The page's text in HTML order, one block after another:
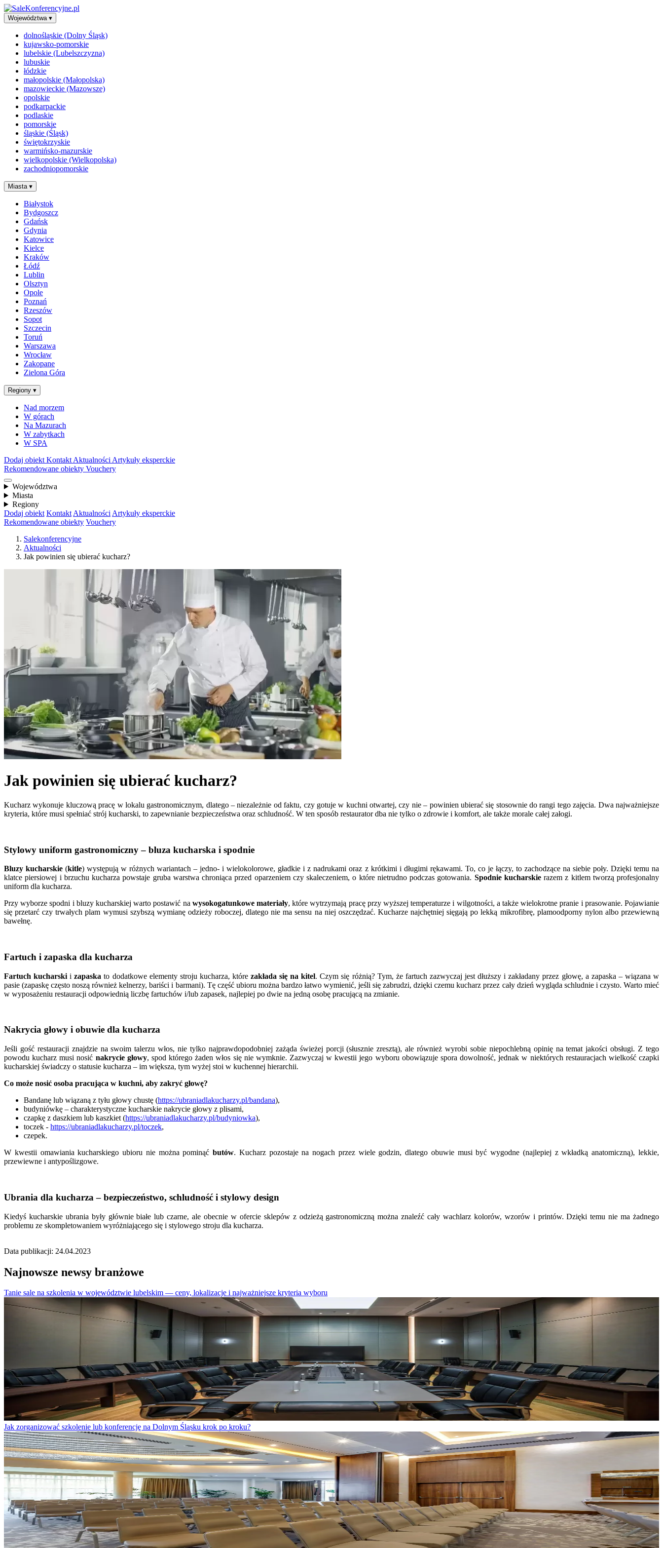
Województwa ▾
dolnośląskie (Dolny Śląsk)
kujawsko-pomorskie
lubelskie (Lubelszczyzna)
lubuskie
łódzkie
małopolskie (Małopolska)
mazowieckie (Mazowsze)
opolskie
podkarpackie
podlaskie
pomorskie
śląskie (Śląsk)
świętokrzyskie
warmińsko-mazurskie
wielkopolskie (Wielkopolska)
zachodniopomorskie
Miasta ▾
Białystok
Bydgoszcz
Gdańsk
Gdynia
Katowice
Kielce
Kraków
Łódź
Lublin
Olsztyn
Opole
Poznań
Rzeszów
Sopot
Szczecin
Toruń
Warszawa
Wrocław
Zakopane
Zielona Góra
Regiony ▾
Nad morzem
W górach
Na Mazurach
W zabytkach
W SPA
Dodaj obiekt Kontakt Aktualności Artykuły eksperckie
Rekomendowane obiekty Vouchery
Województwa
Miasta
Regiony
Dodaj obiekt Kontakt Aktualności Artykuły eksperckie
Rekomendowane obiekty Vouchery
Salekonferencyjne
Aktualności
Jak powinien się ubierać kucharz?
Jak powinien się ubierać kucharz?
Kucharz wykonuje kluczową pracę w lokalu gastronomicznym, dlatego – niezależnie od faktu, czy gotuje w kuchni otwartej, czy nie – powinien ubierać się stosownie do rangi tego zajęcia. Dwa najważniejsze
kryteria, które musi spełniać strój kucharski, to zapewnianie bezpieczeństwa oraz schludność. W ten sposób restaurator dba nie tylko o zdrowie i komfort, ale także morale całej załogi.
Stylowy uniform gastronomiczny – bluza kucharska i spodnie
Bluzy kucharskie (kitle) występują w różnych wariantach – jedno- i wielokolorowe, gładkie i z nadrukami oraz z krótkimi i długimi rękawami. To, co je łączy, to zachodzące na siebie poły. Dzięki temu na
klatce piersiowej i brzuchu kucharza powstaje gruba warstwa chroniąca przed oparzeniem czy skaleczeniem, o które nietrudno podczas gotowania. Spodnie kucharskierazem z kitlem tworzą profesjonalny
uniform dla kucharza.
Przy wyborze spodni i bluzy kucharskiej warto postawić na wysokogatunkowe materiały, które wytrzymają pracę przy wyższej temperaturze i wilgotności, a także wielokrotne pranie i prasowanie. Pojawianie
się przetarć czy trwałych plam wymusi szybszą wymianę odzieży roboczej, dlatego nie ma sensu na niej oszczędzać. Kucharze najchętniej sięgają po lekką mikrofibrę, plamoodporny nylon albo przewiewną
bawełnę.
Fartuch i zapaska dla kucharza
Fartuch kucharski izapaska to dodatkowe elementy stroju kucharza, które zakłada się na kitel. Czym się różnią? Tym, że fartuch zazwyczaj jest dłuższy i zakładany przez głowę, a zapaska – wiązana w
pasie (zapaskę często noszą również kelnerzy, bariści i barmani). Tę część ubioru można bardzo łatwo wymienić, jeśli się zabrudzi, dzięki czemu kucharz przez cały dzień wygląda schludnie i czysto. Warto mieć
w wyposażeniu restauracji odpowiednią liczbę fartuchów i/lub zapasek, najlepiej po dwie na jedną osobę pracującą na zmianie.
Nakrycia głowy i obuwie dla kucharza
Jeśli gość restauracji znajdzie na swoim talerzu włos, nie tylko najprawdopodobniej zażąda świeżej porcji (słusznie zresztą), ale również wyrobi sobie niepochlebną opinię na temat jakości obsługi. Z tego
powodu kucharz musi nosić nakrycie głowy, spod którego żaden włos się nie wymknie. Zazwyczaj w kwestii jego wyboru obowiązuje spora dowolność, jednak w niektórych restauracjach wielkość czapki
kucharskiej świadczy o statusie kucharza – im większa, tym wyżej stoi w kuchennej hierarchii.
Co może nosić osoba pracująca w kuchni, aby zakryć głowę?
Bandanę lub wiązaną z tyłu głowy chustę (https://ubraniadlakucharzy.pl/bandana),
budyniówkę – charakterystyczne kucharskie nakrycie głowy z plisami,
czapkę z daszkiem lub kaszkiet (https://ubraniadlakucharzy.pl/budyniowka),
toczek - https://ubraniadlakucharzy.pl/toczek,
czepek.
W kwestii omawiania kucharskiego ubioru nie można pominąćbutów. Kucharz pozostaje na nogach przez wiele godzin, dlatego obuwie musi być wygodne (najlepiej z wkładką anatomiczną), lekkie,
przewiewne i antypoślizgowe.
Ubrania dla kucharza – bezpieczeństwo, schludność i stylowy design
Kiedyś kucharskie ubrania były głównie białe lub czarne, ale obecnie w ofercie sklepów z odzieżą gastronomiczną można znaleźć cały wachlarz kolorów, wzorów i printów. Dzięki temu nie ma żadnego
problemu ze skompletowaniem wyróżniającego się i stylowego stroju dla kucharza.
Data publikacji: 24.04.2023
Najnowsze newsy branżowe
Tanie sale na szkolenia w województwie lubelskim — ceny, lokalizacje i najważniejsze kryteria wyboru
Jak zorganizować szkolenie lub konferencję na Dolnym Śląsku krok po kroku?